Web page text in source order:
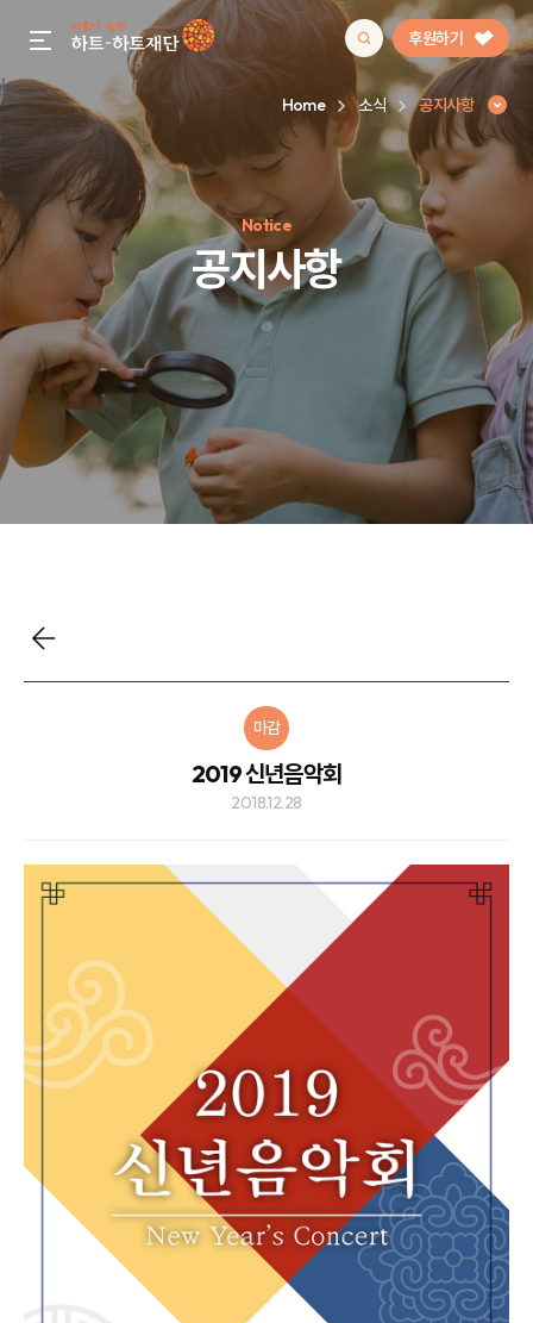
gnb menu open 후원하기
인기 키워드
#정기후원#하트플레이스#캠페인#팬덤후원
Home 소식 공지사항
Notice
공지사항
마감
2019 신년음악회
2018.12.28